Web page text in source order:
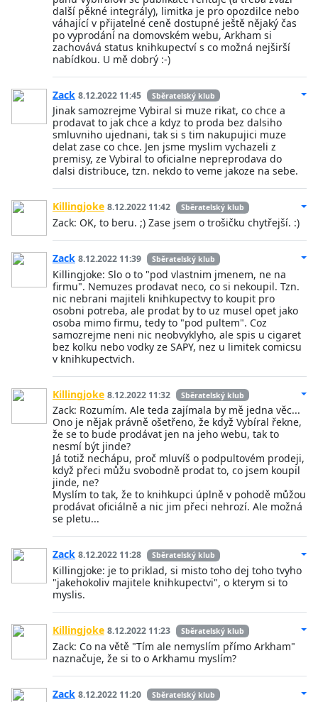
další pěkné integrály), limitka je pro opozdilce nebo
váhající v přijatelné ceně dostupné ještě nějaký čas
po vyprodání na domovském webu, Arkham si
zachovává status knihkupectví s co možná nejširší
nabídkou. U mě dobrý :-)
Zack 8.12.2022 11:45 Sběratelský klub
Jinak samozrejme Vybiral si muze rikat, co chce a
prodavat to jak chce a kdyz to proda bez dalsiho
smluvniho ujednani, tak si s tim nakupujici muze
delat zase co chce. Jen jsme myslim vychazeli z
premisy, ze Vybiral to oficialne nepreprodava do
dalsi distribuce, tzn. nekdo to veme jakoze na sebe.
Killingjoke 8.12.2022 11:42 Sběratelský klub
Zack: OK, to beru. ;) Zase jsem o trošičku chytřejší. :)
Zack 8.12.2022 11:39 Sběratelský klub
Killingjoke: Slo o to "pod vlastnim jmenem, ne na
firmu". Nemuzes prodavat neco, co si nekoupil. Tzn.
nic nebrani majiteli knihkupectvy to koupit pro
osobni potreba, ale prodat by to uz musel opet jako
osoba mimo firmu, tedy to "pod pultem". Coz
samozrejme neni nic neobvyklyho, ale spis u cigaret
bez kolku nebo vodky ze SAPY, nez u limitek comicsu
v knihkupectvich.
Killingjoke 8.12.2022 11:32 Sběratelský klub
Zack: Rozumím. Ale teda zajímala by mě jedna věc...
Ono je nějak právně ošetřeno, že když Vybíral řekne,
že se to bude prodávat jen na jeho webu, tak to
nesmí být jinde?
Já totiž nechápu, proč mluvíš o podpultovém prodeji,
když přeci můžu svobodně prodat to, co jsem koupil
jinde, ne?
Myslím to tak, že to knihkupci úplně v pohodě můžou
prodávat oficiálně a nic jim přeci nehrozí. Ale možná
se pletu...
Zack 8.12.2022 11:28 Sběratelský klub
Killingjoke: je to priklad, si misto toho dej toho tvyho
"jakehokoliv majitele knihkupectvi", o kterym si to
myslis.
Killingjoke 8.12.2022 11:23 Sběratelský klub
Zack: Co na větě "Tím ale nemyslím přímo Arkham"
naznačuje, že si to o Arkhamu myslím?
Zack 8.12.2022 11:20 Sběratelský klub